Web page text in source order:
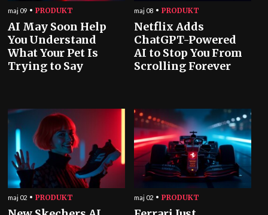
maj 09 PRODUKT
AI May Soon Help
You Understand
What Your Pet Is
Trying to Say
maj 08 PRODUKT
Netflix Adds
ChatGPT-Powered
AI to Stop You From
Scrolling Forever
maj 02 PRODUKT maj 02 PRODUKT